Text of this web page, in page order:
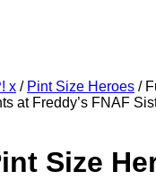
x / Pint Size Heroes /
at Freddy’s FNAF
Size